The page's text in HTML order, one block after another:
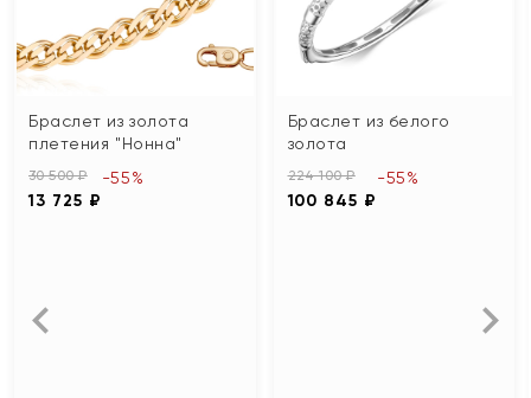
Браслет из золота
плетения "Нонна"
30 500 ₽
13 725 ₽
-55%
Браслет из белого
золота
224 100 ₽
100 845 ₽
-55%